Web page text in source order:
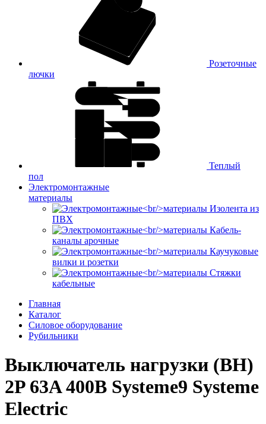
Розеточные
лючки
Теплый
пол
Электромонтажные
материалы
Изолента из
ПВХ
Кабель-
каналы арочные
Каучуковые
вилки и розетки
Стяжки
кабельные
Главная
Каталог
Силовое оборудование
Рубильники
Выключатель нагрузки (ВН)
2P 63A 400В Systeme9 Systeme
Electric